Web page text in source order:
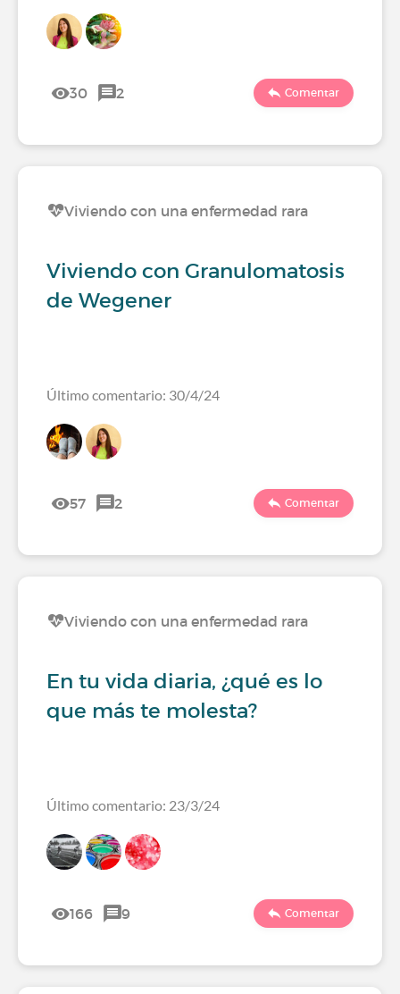
30 2 Comentar
Viviendo con una enfermedad rara
Viviendo con Granulomatosis
de Wegener
Último comentario: 30/4/24
57 2 Comentar
Viviendo con una enfermedad rara
En tu vida diaria, ¿qué es lo
que más te molesta?
Último comentario: 23/3/24
166 9 Comentar